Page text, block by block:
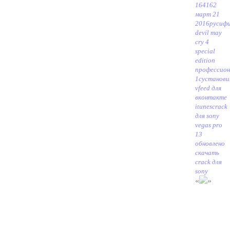
164162
март 21
2016
devil may
cry 4
special
edition
1с
vfeed для
вконтакте
itunescrack
для sony
vegas pro
13
обновлено
скачать
crack для
sony